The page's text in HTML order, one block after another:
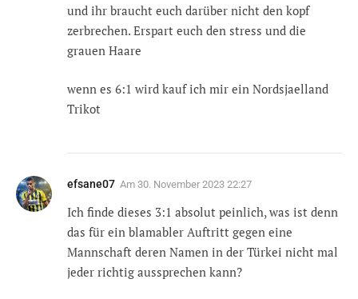
und ihr braucht euch darüber nicht den kopf
zerbrechen. Erspart euch den stress und die
grauen Haare
wenn es 6:1 wird kauf ich mir ein Nordsjaelland
Trikot
efsane07 Am 30. November 2023 22:27
Ich finde dieses 3:1 absolut peinlich, was ist denn
das für ein blamabler Auftritt gegen eine
Mannschaft deren Namen in der Türkei nicht mal
jeder richtig aussprechen kann?